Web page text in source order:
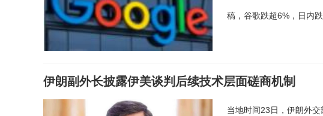
稿，谷歌跌超6%，日内
伊朗副外长披露伊美谈判后续技术层面磋商机制
当地时间23日，伊朗外